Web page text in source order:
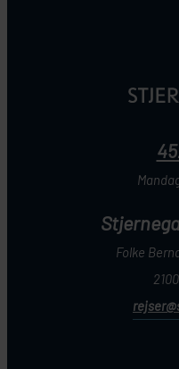
Folke